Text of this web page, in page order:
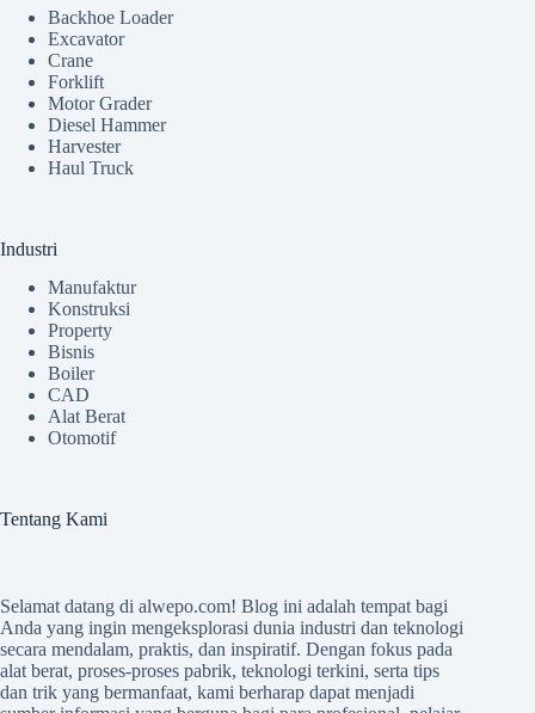
Backhoe Loader
Excavator
Crane
Forklift
Motor Grader
Diesel Hammer
Harvester
Haul Truck
Industri
Manufaktur
Konstruksi
Property
Bisnis
Boiler
CAD
Alat Berat
Otomotif
Tentang Kami
Selamat datang di alwepo.com! Blog ini adalah tempat bagi
Anda yang ingin mengeksplorasi dunia industri dan teknologi
secara mendalam, praktis, dan inspiratif. Dengan fokus pada
alat berat, proses-proses pabrik, teknologi terkini, serta tips
dan trik yang bermanfaat, kami berharap dapat menjadi